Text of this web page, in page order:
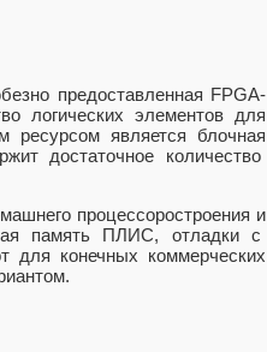
предоставленная FPGA-
логических элементов для
ресурсом является блочная
достаточное количество
процессоростроения и
память ПЛИС, отладки с
для конечных коммерческих